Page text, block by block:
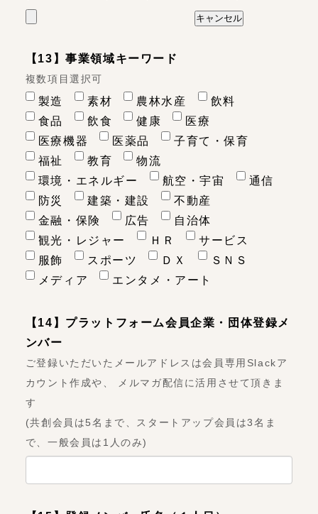
【13】事業領域キーワード
複数項目選択可
製造 素材 農林水産
飲料
食品
飲食 健康
医療
医療機器
医薬品
子育て・保育
福祉
教育
物流
環境・エネルギー
航空・宇宙
通信
防災
建築・建設
不動産
金融・保険
広告
自治体
観光・レジャー
ＨＲ
サービス
服飾
スポーツ ＤＸ
ＳＮＳ
メディア
エンタメ・アート
【14】プラットフォーム会員企業・団体登録メ
ンバー
ご登録いただいたメールアドレスは会員専用Slackア
カウント作成や、 メルマガ配信に活用させて頂きま
す
(共創会員は5名まで、スタートアップ会員は3名ま
で、一般会員は1人のみ)